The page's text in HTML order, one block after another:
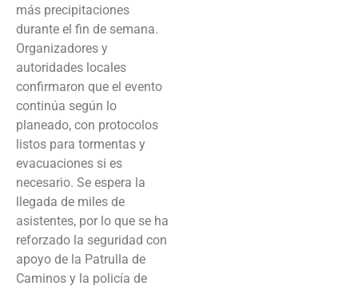
más precipitaciones
durante el fin de semana.
Organizadores y
autoridades locales
confirmaron que el evento
continúa según lo
planeado, con protocolos
listos para tormentas y
evacuaciones si es
necesario. Se espera la
llegada de miles de
asistentes, por lo que se ha
reforzado la seguridad con
apoyo de la Patrulla de
Caminos y la policía de